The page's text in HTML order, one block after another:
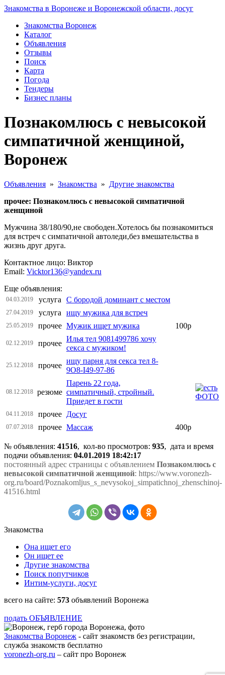
Знакомства в Воронеже и Воронежской области, досуг
Знакомства Воронеж
Каталог
Объявления
Отзывы
Поиск
Карта
Погода
Тендеры
Бизнес планы
Познакомлюсь с невысокой
симпатичной женщиной,
Воронеж
Объявления » Знакомства » Другие знакомства
прочее: Познакомлюсь с невысокой симпатичной
женщиной
Мужчина 38/180/90,не свободен.Хотелось бы познакомиться
для встреч с симпатичной автоледи,без вмешательства в
жизнь друг друга.
Контактное лицо: Виктор
Email: Vicktor136@yandex.ru
Еще объявления:
04.03.2019 услуга С бородой доминант с местом
27.04.2019 услуга ищу мужика для встреч
25.05.2019 прочее Мужик ищет мужика 100р
02.12.2019 прочее
Илья тел 9081499786 хочу
секса с мужиком!
25.12.2018 прочее
ищу парня для секса тел 8-
9O8-I49-97-86
08.12.2018 резюме
Парень 22 года,
симпатичный, стройный.
Приедет в гости
04.11.2018 прочее Досуг
07.07.2018 прочее Массаж 400р
№ объявления: 41516, кол-во просмотров: 935, дата и время
подачи объявления: 04.01.2019 18:42:17
постоянный адрес страницы с объявлением Познакомлюсь с
невысокой симпатичной женщиной: https://www.voronezh-
org.ru/board/Poznakomljus_s_nevysokoj_simpatichnoj_zhenschinoj-
41516.html
Знакомства
Она ищет его
Он ищет ее
Другие знакомства
Поиск попутчиков
Интим-услуги, досуг
всего на сайте: 573 объявлений Воронежа
подать ОБЪЯВЛЕНИЕ
Знакомства Воронеж - сайт знакомств без регистрации,
служба знакомств бесплатно
voronezh-org.ru – сайт про Воронеж